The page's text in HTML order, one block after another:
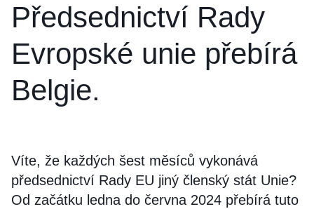
Předsednictví Rady
Evropské unie přebírá
Belgie.
Víte, že každých šest měsíců vykonává
předsednictví Rady EU jiný členský stát Unie?
Od začátku ledna do června 2024 přebírá tuto